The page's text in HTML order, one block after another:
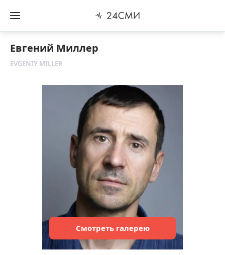
Евгений Миллер
EVGENIY MILLER
Смотреть галерею